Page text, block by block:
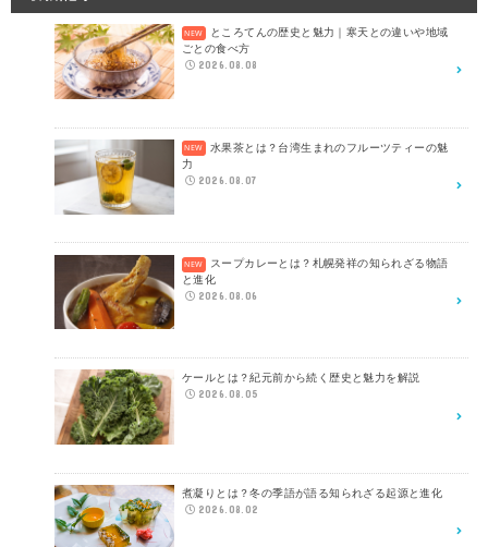
ところてんの歴史と魅力｜寒天との違いや地域
ごとの食べ方
2026.08.08
水果茶とは？台湾生まれのフルーツティーの魅
力
2026.08.07
スープカレーとは？札幌発祥の知られざる物語
と進化
2026.08.06
ケールとは？紀元前から続く歴史と魅力を解説
2026.08.05
煮凝りとは？冬の季語が語る知られざる起源と進化
2026.08.02